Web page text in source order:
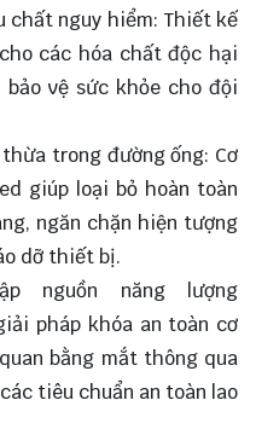
chất nguy hiểm: Thiết kế
các hóa chất độc hại
vệ sức khỏe cho đội
trong đường ống: Cơ
giúp loại bỏ hoàn toàn
ngăn chặn hiện tượng
dỡ thiết bị.
nguồn năng lượng
pháp khóa an toàn cơ
bằng mắt thông qua
tiêu chuẩn an toàn lao